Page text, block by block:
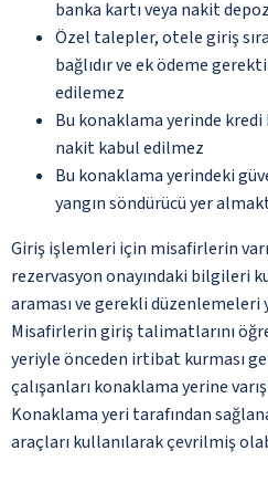
banka kartı veya nakit
Özel talepler, otele giriş
bağlıdır ve ek ödeme
edilemez
Bu konaklama yerinde
nakit kabul edilmez
Bu konaklama yerindeki
yangın söndürücü yer
Giriş işlemleri için misafirlerin
rezervasyon onayındaki bilgileri
araması ve gerekli düzenlemeleri
Misafirlerin giriş talimatlarını
yeriyle önceden irtibat kurması
çalışanları konaklama yerine
Konaklama yeri tarafından
araçları kullanılarak çevrilmiş